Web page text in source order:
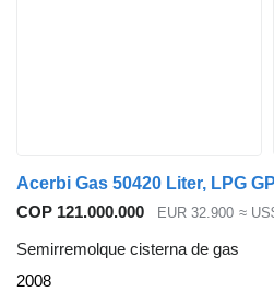
COP 121.000.000 EUR 32.900 ≈
Semirremolque cisterna de gas
2008